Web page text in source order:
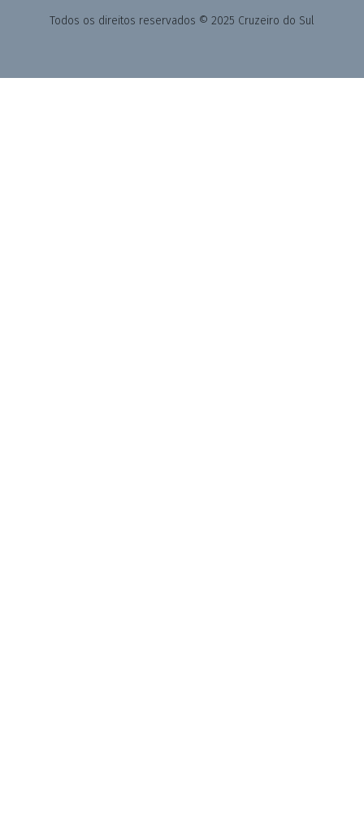
Todos os direitos reservados © 2025 Cruzeiro do Sul